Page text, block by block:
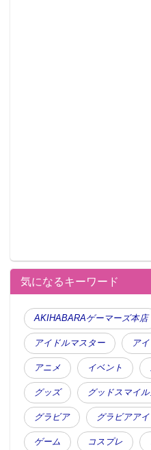
気になるキーワード
AKIHABARAゲーマーズ本店
アイドルマスター ア
アニメ イベント
グッズ グッドスマイ
グラビア グラビアア
ゲーム コスプレ